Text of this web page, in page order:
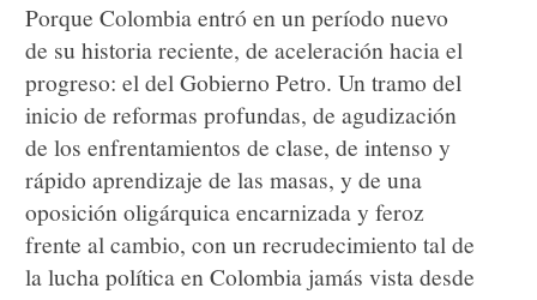
Porque Colombia entró en un período nuevo
de su historia reciente, de aceleración hacia el
progreso: el del Gobierno Petro. Un tramo del
inicio de reformas profundas, de agudización
de los enfrentamientos de clase, de intenso y
rápido aprendizaje de las masas, y de una
oposición oligárquica encarnizada y feroz
frente al cambio, con un recrudecimiento tal de
la lucha política en Colombia jamás vista desde